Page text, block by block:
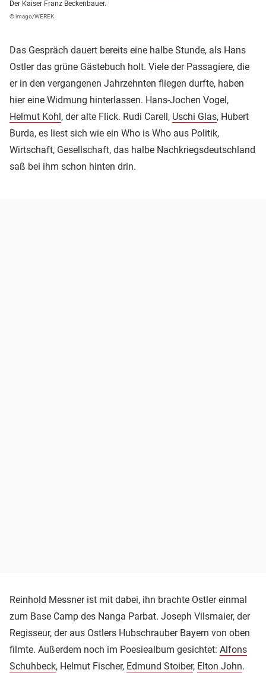
Der Kaiser Franz Beckenbauer.
© imago/WEREK
Das Gespräch dauert bereits eine halbe Stunde, als Hans
Ostler das grüne Gästebuch holt. Viele der Passagiere, die
er in den vergangenen Jahrzehnten fliegen durfte, haben
hier eine Widmung hinterlassen. Hans-Jochen Vogel,
Helmut Kohl, der alte Flick. Rudi Carell, Uschi Glas, Hubert
Burda, es liest sich wie ein Who is Who aus Politik,
Wirtschaft, Gesellschaft, das halbe Nachkriegsdeutschland
saß bei ihm schon hinten drin.
Reinhold Messner ist mit dabei, ihn brachte Ostler einmal
zum Base Camp des Nanga Parbat. Joseph Vilsmaier, der
Regisseur, der aus Ostlers Hubschrauber Bayern von oben
filmte. Außerdem noch im Poesiealbum gesichtet: Alfons
Schuhbeck, Helmut Fischer, Edmund Stoiber, Elton John.